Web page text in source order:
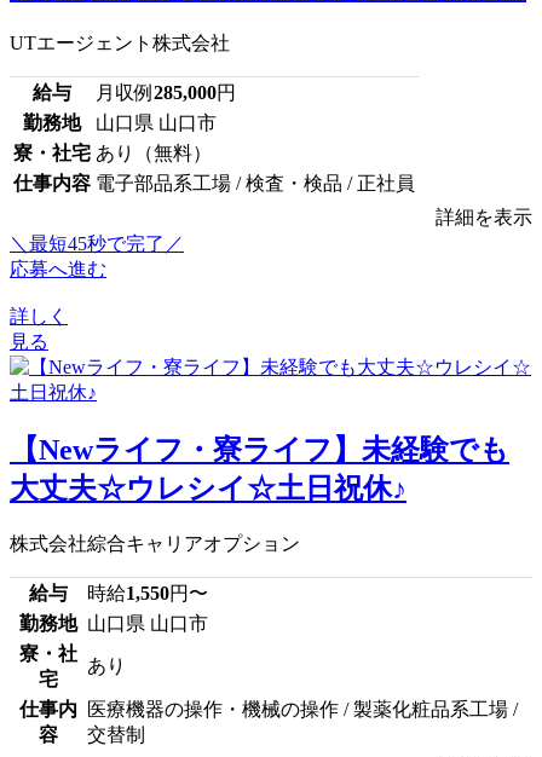
UTエージェント株式会社
給与 月収例 285,000円
勤務地
山口県 山口市
寮・社宅 あり（無料）
仕事内容 電子部品系工場 / 検査・検品 / 正社員
詳細を表示
＼最短45秒で完了／
応募へ進む
詳しく
見る
【Newライフ・寮ライフ】未経験でも
大丈夫☆ウレシイ☆土日祝休♪
株式会社綜合キャリアオプション
給与 時給1,550円〜
勤務地 山口県 山口市
寮・社
宅
あり
仕事内
容
医療機器の操作・機械の操作 / 製薬化粧品系工場 /
交替制